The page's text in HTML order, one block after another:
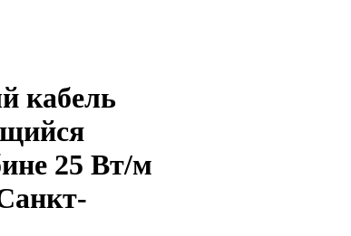
кабель
25 Вт/м